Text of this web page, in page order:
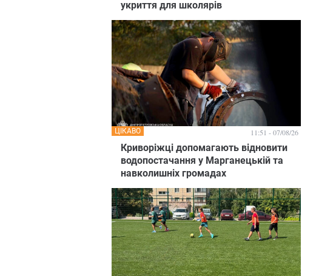
укриття для школярів
Криворіжці допомагають відновити
водопостачання у Марганецькій та
навколишніх громадах
ЦІКАВО 11:51 - 07/08/26